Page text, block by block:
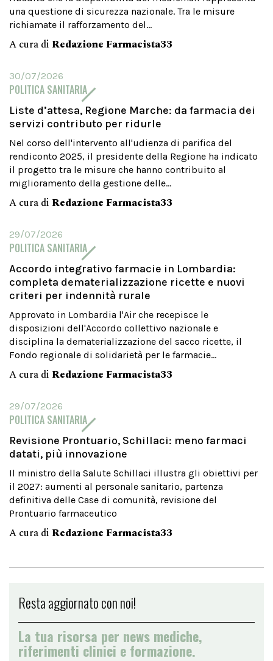
una questione di sicurezza nazionale. Tra le misure
richiamate il rafforzamento del...
A cura di Redazione Farmacista33
30/07/2026
POLITICA SANITARIA
Liste d’attesa, Regione Marche: da farmacia dei
servizi contributo per ridurle
Nel corso dell'intervento all'udienza di parifica del
rendiconto 2025, il presidente della Regione ha indicato
il progetto tra le misure che hanno contribuito al
miglioramento della gestione delle...
A cura di Redazione Farmacista33
29/07/2026
POLITICA SANITARIA
Accordo integrativo farmacie in Lombardia:
completa dematerializzazione ricette e nuovi
criteri per indennità rurale
Approvato in Lombardia l'Air che recepisce le
disposizioni dell'Accordo collettivo nazionale e
disciplina la dematerializzazione del sacco ricette, il
Fondo regionale di solidarietà per le farmacie...
A cura di Redazione Farmacista33
29/07/2026
POLITICA SANITARIA
Revisione Prontuario, Schillaci: meno farmaci
datati, più innovazione
Il ministro della Salute Schillaci illustra gli obiettivi per
il 2027: aumenti al personale sanitario, partenza
definitiva delle Case di comunità, revisione del
Prontuario farmaceutico
A cura di Redazione Farmacista33
Resta aggiornato con noi!
La tua risorsa per news mediche,
riferimenti clinici e formazione.